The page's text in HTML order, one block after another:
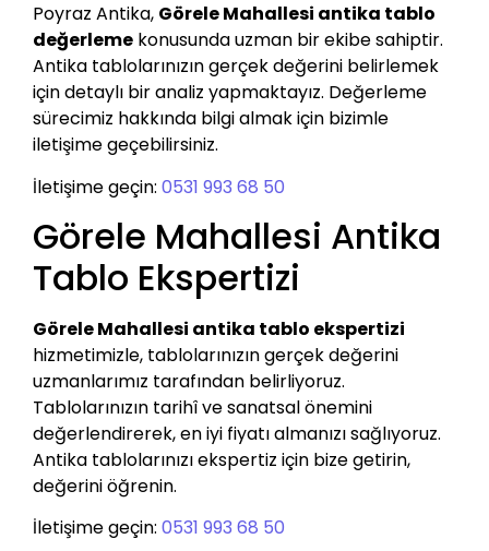
Poyraz Antika, Görele Mahallesi antika tablo
değerleme konusunda uzman bir ekibe sahiptir.
Antika tablolarınızın gerçek değerini belirlemek
için detaylı bir analiz yapmaktayız. Değerleme
sürecimiz hakkında bilgi almak için bizimle
iletişime geçebilirsiniz.
İletişime geçin: 0531 993 68 50
Görele Mahallesi Antika
Tablo Ekspertizi
Görele Mahallesi antika tablo ekspertizi
hizmetimizle, tablolarınızın gerçek değerini
uzmanlarımız tarafından belirliyoruz.
Tablolarınızın tarihî ve sanatsal önemini
değerlendirerek, en iyi fiyatı almanızı sağlıyoruz.
Antika tablolarınızı ekspertiz için bize getirin,
değerini öğrenin.
İletişime geçin: 0531 993 68 50